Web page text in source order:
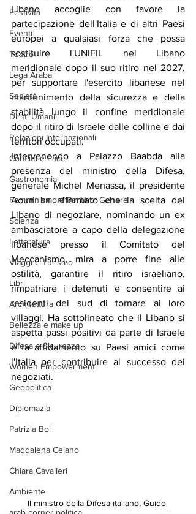
Festività
Eventi
Teatro
Lega Araba
Società
Diritti Umani
Relazioni Internazionali
Conflitti e Pace
Gastronomia
Femminismo e Parità di Genere
Scienza
Letteratura
Viaggi e Turismo
Libri
Architettura
Bellezza e make up
Difesa e Sicurezza
Women Empowerment
Geopolitica
Diplomazia
Patrizia Boi
Maddalena Celano
Chiara Cavalieri
Ambiente
Libano accoglie con favore la
partecipazione dell'Italia e di altri Paesi
europei a qualsiasi forza che possa
sostituire l'UNIFIL nel Libano
meridionale dopo il suo ritiro nel 2027,
per supportare l'esercito libanese nel
mantenimento della sicurezza e della
stabilità lungo il confine meridionale
dopo il ritiro di Israele dalle colline e dai
territori occupati.
Intervenendo a Palazzo Baabda alla
presenza del ministro della Difesa,
generale Michel Menassa, il presidente
Aoun ha affermato che la scelta del
Libano di negoziare, nominando un ex
ambasciatore a capo della delegazione
libanese presso il Comitato del
Meccanismo, mira a porre fine alle
ostilità, garantire il ritiro israeliano,
rimpatriare i detenuti e consentire ai
residenti del sud di tornare ai loro
villaggi. Ha sottolineato che il Libano si
aspetta passi positivi da parte di Israele
e fa affidamento su Paesi amici come
l'Italia per contribuire al successo dei
negoziati.
Il ministro della Difesa italiano, Guido